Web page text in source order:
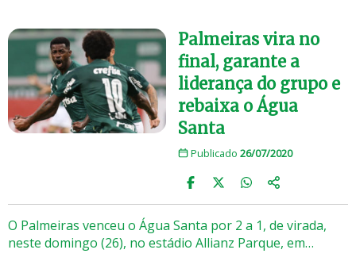
Palmeiras vira no
final, garante a
liderança do grupo e
rebaixa o Água
Santa
Publicado 26/07/2020
O Palmeiras venceu o Água Santa por 2 a 1, de virada,
neste domingo (26), no estádio Allianz Parque, em…